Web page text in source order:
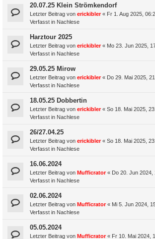
20.07.25 Klein Strömkendorf
Letzter Beitrag von erickibler« Fr 1. Aug 2025,
Verfasst in Nachlese
Harztour 2025
Letzter Beitrag von erickibler« Mo 23. Jun 2025,
Verfasst in Nachlese
29.05.25 Mirow
Letzter Beitrag von erickibler« Do 29. Mai 2025,
Verfasst in Nachlese
18.05.25 Dobbertin
Letzter Beitrag von erickibler« So 18. Mai 2025,
Verfasst in Nachlese
26/27.04.25
Letzter Beitrag von erickibler« So 18. Mai 2025,
Verfasst in Nachlese
16.06.2024
Letzter Beitrag von Mufficrator« Do 20. Jun 2024,
Verfasst in Nachlese
02.06.2024
Letzter Beitrag von Mufficrator« Mi 5. Jun 2024,
Verfasst in Nachlese
05.05.2024
Letzter Beitrag von Mufficrator« Fr 10. Mai 2024,